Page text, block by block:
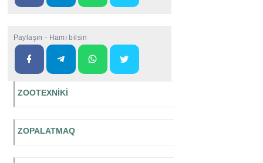
Paylaşın - Hamı bilsin
ZOOTEXNİKİ
ZOPALATMAQ